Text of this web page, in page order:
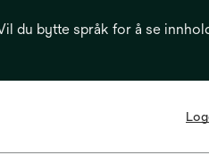
du bytte språk for å se